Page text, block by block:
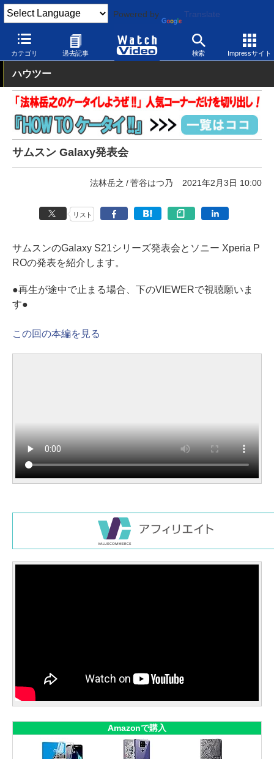
Powered by Translate
カテゴリ 過去記事 検索 Impressサイト
Watch Video 発表会 その他
ハウツー
サムスン Galaxy発表会
法林岳之 菅谷はつ乃 2021年2月3日 10:00
リスト
サムスンのGalaxy S21シリーズ発表会とソニー Xperia P
ROの発表を紹介します。
●再生が途中で止まる場合、下のVIEWERで視聴願いま
す●
この回の本編を見る
Amazonで購入